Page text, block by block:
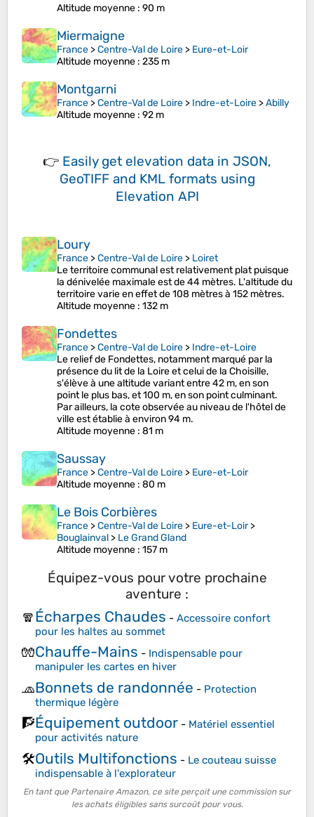
Altitude moyenne : 90 m
Miermaigne
France >Centre-Val de Loire > Eure-et-Loir
Altitude moyenne : 235 m
Montgarni
France >Centre-Val de Loire > Indre-et-Loire >Abilly
Altitude moyenne : 92 m
👉 Easily get elevation data in JSON,
GeoTIFF and KML formats using
Elevation API
Loury
France >Centre-Val de Loire > Loiret
Le territoire communal est relativement plat puisque
la dénivelée maximale est de 44 mètres. L'altitude du
territoire varie en effet de 108 mètres à 152 mètres.
Altitude moyenne : 132 m
Fondettes
France >Centre-Val de Loire > Indre-et-Loire
Le relief de Fondettes, notamment marqué par la
présence du lit de la Loire et celui de la Choisille,
s'élève à une altitude variant entre 42 m, en son
point le plus bas, et 100 m, en son point culminant.
Par ailleurs, la cote observée au niveau de l'hôtel de
ville est établie à environ 94 m.
Altitude moyenne : 81 m
Saussay
France >Centre-Val de Loire > Eure-et-Loir
Altitude moyenne : 80 m
Le Bois Corbières
France >Centre-Val de Loire > Eure-et-Loir>
Bouglainval > Le Grand Gland
Altitude moyenne : 157 m
Équipez-vous pour votre prochaine
aventure :
🧣Écharpes Chaudes - Accessoire confort
pour les haltes au sommet
🧤Chauffe-Mains - Indispensable pour
manipuler les cartes en hiver
🧢Bonnets de randonnée - Protection
thermique légère
🧗Équipement outdoor - Matériel essentiel
pour activités nature
🛠️Outils Multifonctions - Le couteau suisse
indispensable à l'explorateur
En tant que Partenaire Amazon, ce site perçoit une commission sur
les achats éligibles sans surcoût pour vous.